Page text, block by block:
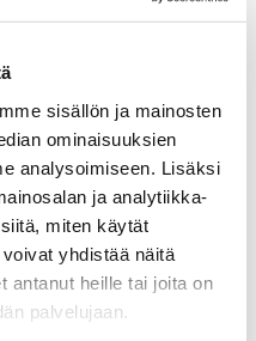
sisällön ja mainosten
ominaisuuksien
analysoimiseen. Lisäksi
ja analytiikka-
miten käytät
yhdistää näitä
antanut heille tai joita on
palvelujaan.
ja palveluistamme?
rohkeasti tarjous.
pian!